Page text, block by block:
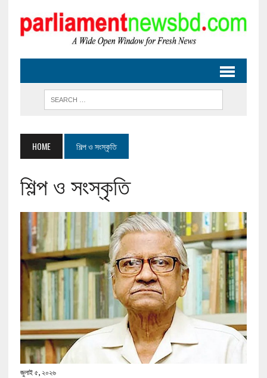
HOME শিল্প ও সংস্কৃতি
শিল্প ও সংস্কৃতি
জুলাই ৫, ২০২৬